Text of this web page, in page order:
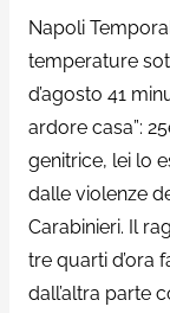
Napoli
temperature
d’agosto 41
ardore casa”:
genitrice, lei lo
dalle violenze
Carabinieri. Il
tre quarti d’ora
dall’altra parte